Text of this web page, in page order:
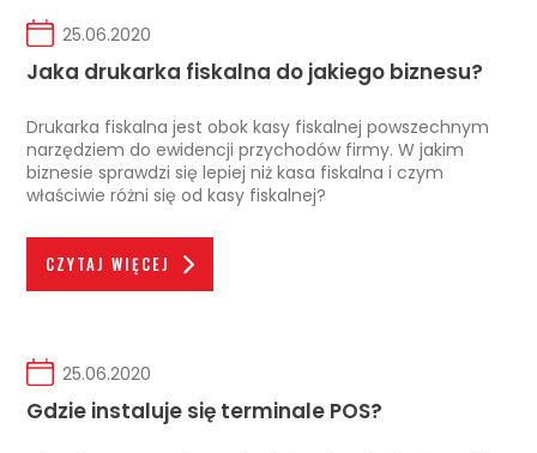
25.06.2020
Jaka drukarka fiskalna do jakiego biznesu?
Drukarka fiskalna jest obok kasy fiskalnej powszechnym
narzędziem do ewidencji przychodów firmy. W jakim
biznesie sprawdzi się lepiej niż kasa fiskalna i czym
właściwie różni się od kasy fiskalnej?
CZYTAJ WIĘCEJ
25.06.2020
Gdzie instaluje się terminale POS?